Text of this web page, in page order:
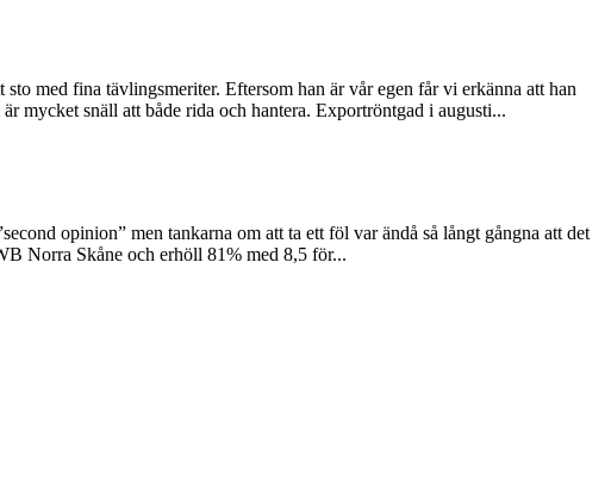
med fina tävlingsmeriter. Eftersom han är vår egen får vi erkänna att han
mycket snäll att både rida och hantera. Exportröntgad i augusti...
opinion” men tankarna om att ta ett föl var ändå så långt gångna att det
Norra Skåne och erhöll 81% med 8,5 för...